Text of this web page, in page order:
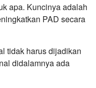
apa. Kuncinya adalah
PAD secara
tidak harus dijadikan
didalamnya ada